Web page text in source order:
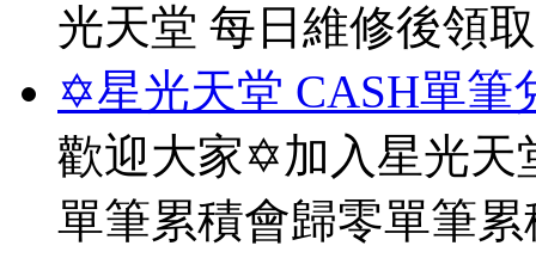
光天堂 每日維修後領
✡星光天堂 CASH單筆
歡迎大家✡加入星光天
單筆累積會歸零單筆